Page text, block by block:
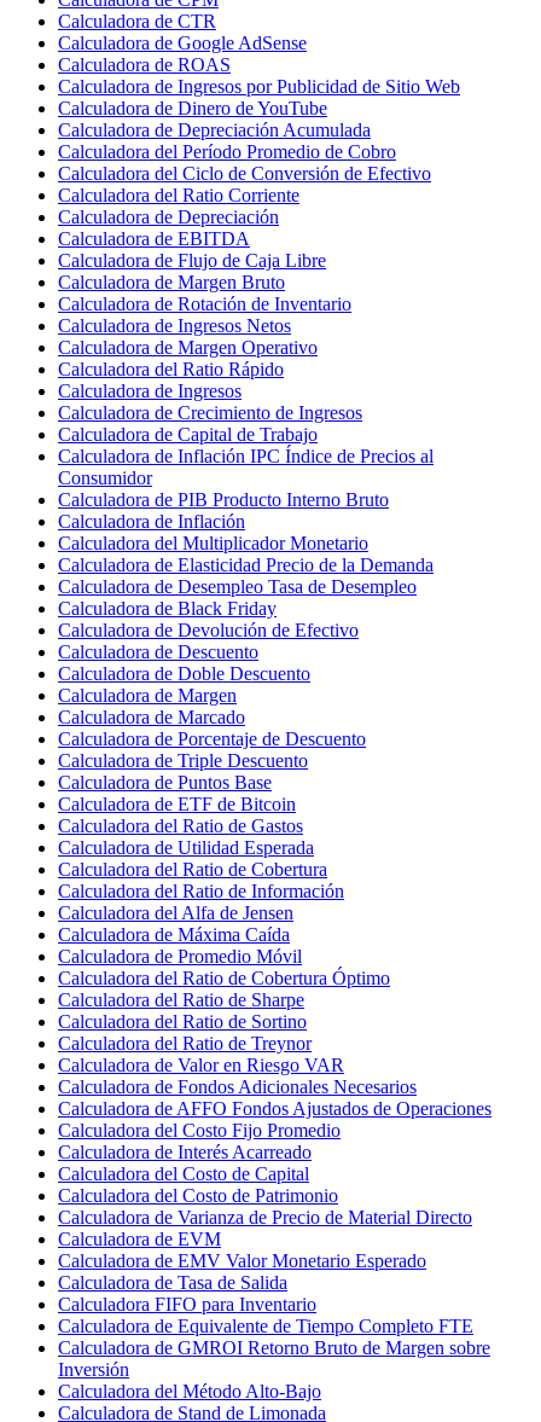
Calculadora de CTR
Calculadora de Google AdSense
Calculadora de ROAS
Calculadora de Ingresos por Publicidad de Sitio Web
Calculadora de Dinero de YouTube
Calculadora de Depreciación Acumulada
Calculadora del Período Promedio de Cobro
Calculadora del Ciclo de Conversión de Efectivo
Calculadora del Ratio Corriente
Calculadora de Depreciación
Calculadora de EBITDA
Calculadora de Flujo de Caja Libre
Calculadora de Margen Bruto
Calculadora de Rotación de Inventario
Calculadora de Ingresos Netos
Calculadora de Margen Operativo
Calculadora del Ratio Rápido
Calculadora de Ingresos
Calculadora de Crecimiento de Ingresos
Calculadora de Capital de Trabajo
Calculadora de Inflación IPC Índice de Precios al
Consumidor
Calculadora de PIB Producto Interno Bruto
Calculadora de Inflación
Calculadora del Multiplicador Monetario
Calculadora de Elasticidad Precio de la Demanda
Calculadora de Desempleo Tasa de Desempleo
Calculadora de Black Friday
Calculadora de Devolución de Efectivo
Calculadora de Descuento
Calculadora de Doble Descuento
Calculadora de Margen
Calculadora de Marcado
Calculadora de Porcentaje de Descuento
Calculadora de Triple Descuento
Calculadora de Puntos Base
Calculadora de ETF de Bitcoin
Calculadora del Ratio de Gastos
Calculadora de Utilidad Esperada
Calculadora del Ratio de Cobertura
Calculadora del Ratio de Información
Calculadora del Alfa de Jensen
Calculadora de Máxima Caída
Calculadora de Promedio Móvil
Calculadora del Ratio de Cobertura Óptimo
Calculadora del Ratio de Sharpe
Calculadora del Ratio de Sortino
Calculadora del Ratio de Treynor
Calculadora de Valor en Riesgo VAR
Calculadora de Fondos Adicionales Necesarios
Calculadora de AFFO Fondos Ajustados de Operaciones
Calculadora del Costo Fijo Promedio
Calculadora de Interés Acarreado
Calculadora del Costo de Capital
Calculadora del Costo de Patrimonio
Calculadora de Varianza de Precio de Material Directo
Calculadora de EVM
Calculadora de EMV Valor Monetario Esperado
Calculadora de Tasa de Salida
Calculadora FIFO para Inventario
Calculadora de Equivalente de Tiempo Completo FTE
Calculadora de GMROI Retorno Bruto de Margen sobre
Inversión
Calculadora del Método Alto-Bajo
Calculadora de Stand de Limonada